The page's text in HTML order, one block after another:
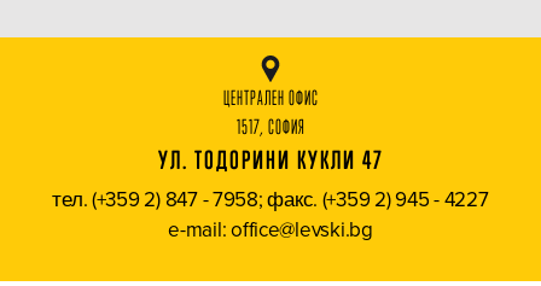
ЦЕНТРАЛЕН ОФИС
1517, СОФИЯ
УЛ. ТОДОРИНИ КУКЛИ 47
тел. (+359 2) 847 - 7958; факс. (+359 2) 945 - 4227
e-mail: office@levski.bg